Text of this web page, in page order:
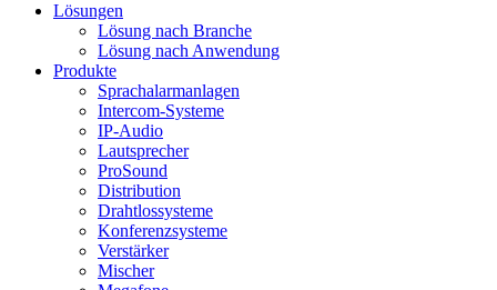
Lösungen
Lösung nach Branche
Lösung nach Anwendung
Produkte
Sprachalarmanlagen
Intercom-Systeme
IP-Audio
Lautsprecher
ProSound
Distribution
Drahtlossysteme
Konferenzsysteme
Verstärker
Mischer